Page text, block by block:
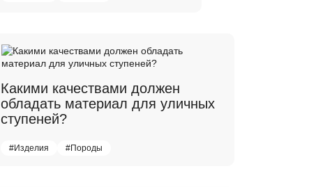
Какими качествами должен
обладать материал для уличных
ступеней?
#Изделия #Породы